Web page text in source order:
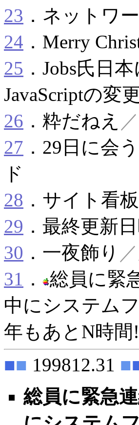
23 ．ネットワ
24 ．Merry
25 ．Jobs氏日
JavaScriptの変
26 ．粋だねえ ／
27 ．29日に会
ド
28 ．サイト看
29 ．最終更新
30 ．一夜飾り ／
31 ．
総員に緊
中にシステム
年もあとN時間!
■■ 199812.31 ■
総員に緊急